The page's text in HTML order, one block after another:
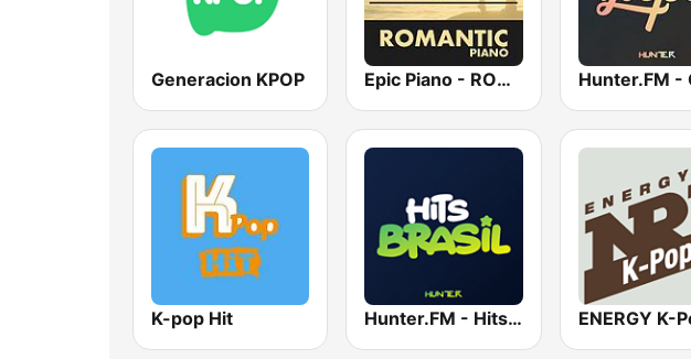
Generacion KPOP Epic Piano - ROMANTIC PIANO
K-pop Hit Hunter.FM - Hits Brasil ENERGY K-